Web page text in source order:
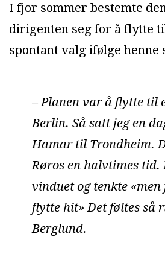
I fjor sommer bestemte
dirigenten seg for å flytte
spontant valg ifølge henne
– Planen var å flytte til
Berlin. Så satt jeg en
Hamar til Trondheim.
Røros en halvtimes tid.
vinduet og tenkte
flytte hit» Det føltes så
Berglund.